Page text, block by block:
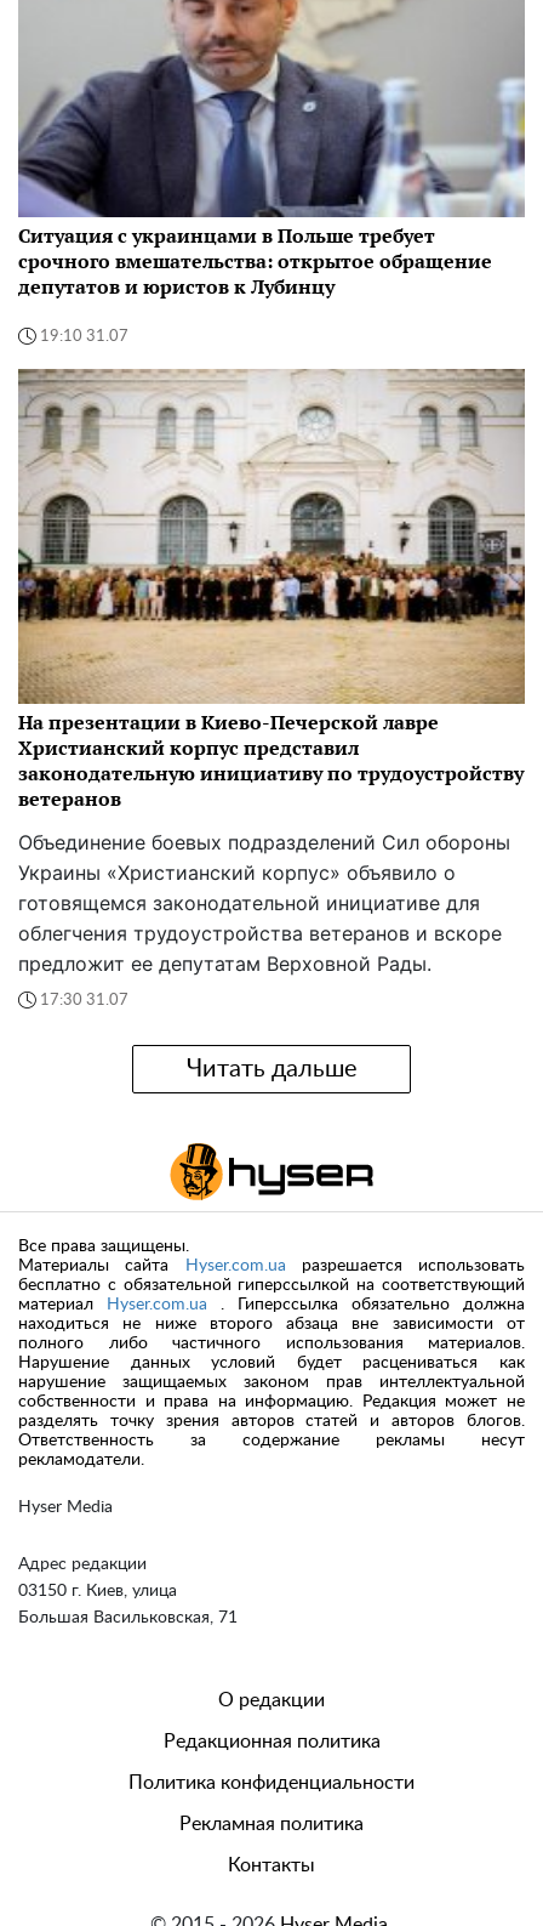
Ситуация с украинцами в Польше требует
срочного вмешательства: открытое обращение
депутатов и юристов к Лубинцу
19:10 31.07
На презентации в Киево-Печерской лавре
Христианский корпус представил
законодательную инициативу по трудоустройству
ветеранов
Объединение боевых подразделений Сил обороны
Украины «Христианский корпус» объявило о
готовящемся законодательной инициативе для
облегчения трудоустройства ветеранов и вскоре
предложит ее депутатам Верховной Рады.
17:30 31.07
Читать дальше
Hyser Media
Адрес редакции
03150 г. Киев, улица
Большая Васильковская, 71
Все права защищены.
Материалы сайта
Hyser.com.ua разрешается использовать
бесплатно с обязательной гиперссылкой на соответствующий
материал
Hyser.com.ua . Гиперссылка обязательно должна
находиться не ниже второго абзаца вне зависимости от
полного либо частичного использования материалов.
Нарушение данных условий будет расцениваться как
нарушение защищаемых законом прав интеллектуальной
собственности и права на информацию. Редакция может не
разделять точку зрения авторов статей и авторов блогов.
Ответственность за содержание рекламы несут
рекламодатели.
О редакции
Редакционная политика
Политика конфиденциальности
Рекламная политика
Контакты